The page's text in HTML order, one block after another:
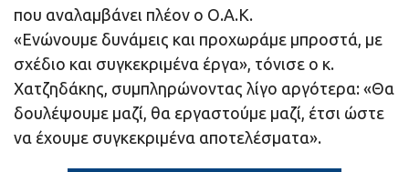
που αναλαμβάνει πλέον ο Ο.Α.Κ.
«Ενώνουμε δυνάμεις και προχωράμε μπροστά, με
σχέδιο και συγκεκριμένα έργα», τόνισε ο κ.
Χατζηδάκης, συμπληρώνοντας λίγο αργότερα: «Θα
δουλέψουμε μαζί, θα εργαστούμε μαζί, έτσι ώστε
να έχουμε συγκεκριμένα αποτελέσματα».